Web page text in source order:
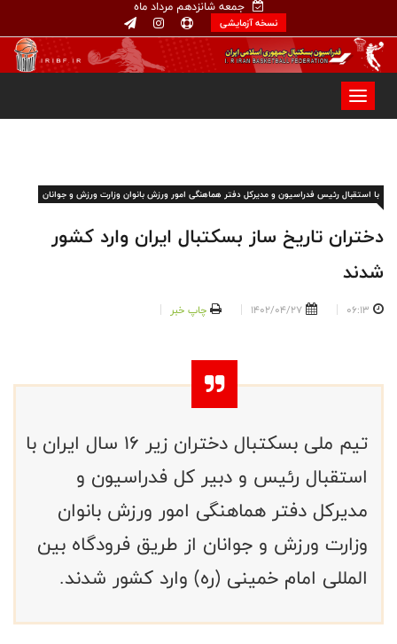
جمعه شانزدهم مرداد ماه
نسخه آزمایشی
با استقبال رئیس فدراسیون و مدیرکل دفتر هماهنگی امور ورزش بانوان وزارت ورزش و جوانان
دختران تاریخ ساز بسکتبال ایران وارد کشور
شدند
06:13
1402/04/27 چاپ خبر
تیم ملی بسکتبال دختران زیر ۱۶ سال ایران با
استقبال رئیس و دبیر کل فدراسیون و
مدیرکل دفتر هماهنگی امور ورزش بانوان
وزارت ورزش و جوانان از طریق فرودگاه بین
المللی امام خمینی (ره) وارد کشور شدند.